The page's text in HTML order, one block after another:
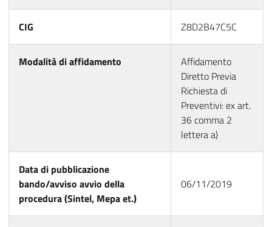
CIG Z8D2B47C5C
Modalità di affidamento
Affidamento
Diretto Previa
Richiesta di
Preventivi: ex art.
36 comma 2
lettera a)
Data di pubblicazione
bando/avviso avvio della
procedura (Sintel, Mepa et.)
06/11/2019